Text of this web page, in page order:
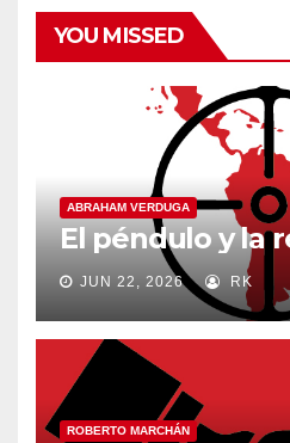
YOU MISSED
ABRAHAM VERDUGA
El péndulo y la
JUN 22, 2026 RK
ROBERTO MARCHÁN